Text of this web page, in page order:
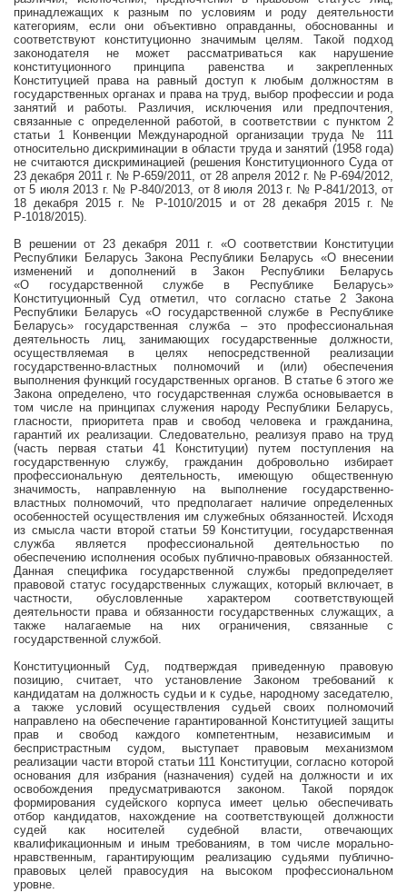
принадлежащих к разным по условиям и роду деятельности
категориям, если они объективно оправданны, обоснованны и
соответствуют конституционно значимым целям. Такой подход
законодателя не может рассматриваться как нарушение
конституционного принципа равенства и закрепленных
Конституцией права на равный доступ к любым должностям в
государственных органах и права на труд, выбор профессии и рода
занятий и работы. Различия, исключения или предпочтения,
связанные с определенной работой, в соответствии с пунктом 2
статьи 1 Конвенции Международной организации труда № 111
относительно дискриминации в области труда и занятий (1958 года)
не считаются дискриминацией (решения Конституционного Суда от
23 декабря2011 г. № Р-659/2011, от 28 апреля 2012 г. № Р-694/2012,
от 5 июля2013 г. № Р-840/2013, от 8 июля 2013 г. № Р-841/2013, от
18 декабря2015 г. № Р-1010/2015 и от 28 декабря 2015 г. №
Р-1018/2015).
В решении от 23 декабря 2011 г. «О соответствии Конституции
Республики Беларусь Закона Республики Беларусь «О внесении
изменений и дополнений в Закон Республики Беларусь
«О государственной службе в Республике Беларусь»
Конституционный Суд отметил, что согласно статье 2 Закона
Республики Беларусь «О государственной службе в Республике
Беларусь» государственная служба – это профессиональная
деятельность лиц, занимающих государственные должности,
осуществляемая в целях непосредственной реализации
государственно-властных полномочий и (или) обеспечения
выполнения функций государственных органов. В статье 6 этого же
Закона определено, что государственная служба основывается в
том числе на принципах служения народу Республики Беларусь,
гласности, приоритета прав и свобод человека и гражданина,
гарантий их реализации. Следовательно, реализуя право на труд
(часть первая статьи 41 Конституции) путем поступления на
государственную службу, гражданин добровольно избирает
профессиональную деятельность, имеющую общественную
значимость, направленную на выполнение государственно-
властных полномочий, что предполагает наличие определенных
особенностей осуществления им служебных обязанностей. Исходя
из смысла части второй статьи 59 Конституции, государственная
служба является профессиональной деятельностью по
обеспечению исполнения особых публично-правовых обязанностей.
Данная специфика государственной службы предопределяет
правовой статус государственных служащих, который включает, в
частности, обусловленные характером соответствующей
деятельности права и обязанности государственных служащих, а
также налагаемые на них ограничения, связанные с
государственной службой.
Конституционный Суд, подтверждая приведенную правовую
позицию, считает, что установление Законом требований к
кандидатам на должность судьи и к судье, народному заседателю,
а также условий осуществления судьей своих полномочий
направлено на обеспечение гарантированной Конституцией защиты
прав и свобод каждого компетентным, независимым и
беспристрастным судом, выступает правовым механизмом
реализации части второй статьи 111 Конституции, согласно которой
основания для избрания (назначения) судей на должности и их
освобождения предусматриваются законом. Такой порядок
формирования судейского корпуса имеет целью обеспечивать
отбор кандидатов, нахождение на соответствующей должности
судей как носителей судебной власти, отвечающих
квалификационным и иным требованиям, в том числе морально-
нравственным, гарантирующим реализацию судьями публично-
правовых целей правосудия на высоком профессиональном
уровне.